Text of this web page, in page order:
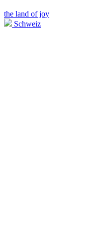
the land of joy
Schweiz